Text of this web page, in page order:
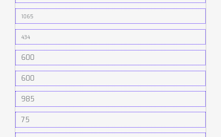
1065
434
600
600
985
75